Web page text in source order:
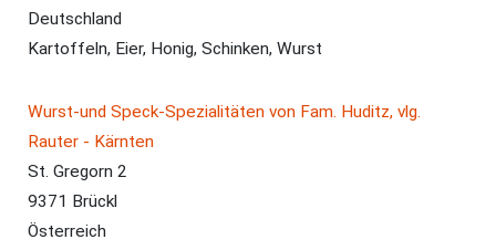
Deutschland
Kartoffeln, Eier, Honig, Schinken, Wurst
Wurst-und Speck-Spezialitäten von Fam. Huditz, vlg.
Rauter - Kärnten
St. Gregorn 2
9371 Brückl
Österreich